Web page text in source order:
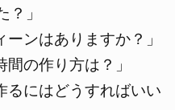
？」
ンはありますか？」
の作り方は？」
にはどうすればいい